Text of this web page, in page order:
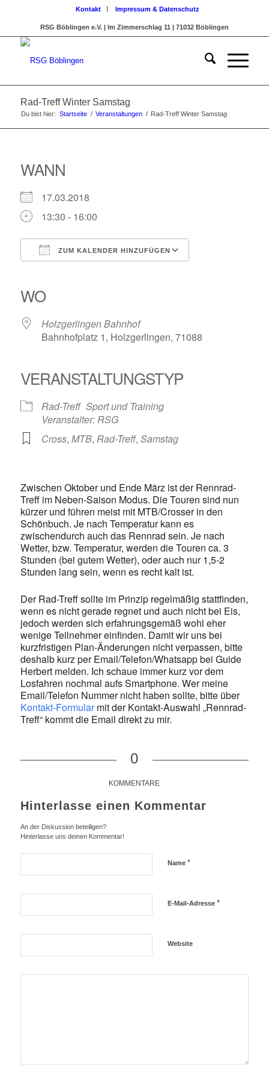
Kontakt Impressum & Datenschutz
RSG Böblingen e.V. | Im Zimmerschlag 11 | 71032 Böblingen
Rad-Treff Winter Samstag
Du bist hier: Startseite / Veranstaltungen / Rad-Treff Winter Samstag
WANN
17.03.2018
13:30 - 16:00
ZUM KALENDER HINZUFÜGEN
WO
Holzgerlingen Bahnhof
Bahnhofplatz 1, Holzgerlingen, 71088
VERANSTALTUNGSTYP
Rad-Treff Sport und Training
Veranstalter: RSG
Cross, MTB, Rad-Treff, Samstag
Zwischen Oktober und Ende März ist der Rennrad-
Treff im Neben-Saison Modus. Die Touren sind nun
kürzer und führen meist mit MTB/Crosser in den
Schönbuch. Je nach Temperatur kann es
zwischendurch auch das Rennrad sein. Je nach
Wetter, bzw. Temperatur, werden die Touren ca. 3
Stunden (bei gutem Wetter), oder auch nur 1,5-2
Stunden lang sein, wenn es recht kalt ist.
Der Rad-Treff sollte im Prinzip regelmäßig stattfinden,
wenn es nicht gerade regnet und auch nicht bei Eis,
jedoch werden sich erfahrungsgemäß wohl eher
wenige Teilnehmer einfinden. Damit wir uns bei
kurzfristigen Plan-Änderungen nicht verpassen, bitte
deshalb kurz per Email/Telefon/Whatsapp bei Guide
Herbert melden. Ich schaue immer kurz vor dem
Losfahren nochmal aufs Smartphone. Wer meine
Email/Telefon Nummer nicht haben sollte, bitte über
Kontakt-Formularmit der Kontakt-Auswahl „Rennrad-
Treff“ kommt die Email direkt zu mir.
0
KOMMENTARE
Hinterlasse einen Kommentar
An der Diskussion beteiligen?
Hinterlasse uns deinen Kommentar!
Name *
E-Mail-Adresse *
Website